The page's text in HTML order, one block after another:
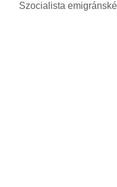
:
Szocialista